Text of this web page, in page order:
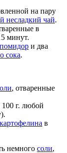
на пару
несладкий чай.
в
минут.
помидор и два
сока.
, отваренные
100 г. любой
картофелина в
немного соли,